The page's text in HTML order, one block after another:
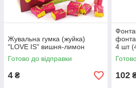
Жувальна гумка (жуйка)
"LOVE IS" вишня-лимон
Готово до відправки
4 ₴
4 шт
102